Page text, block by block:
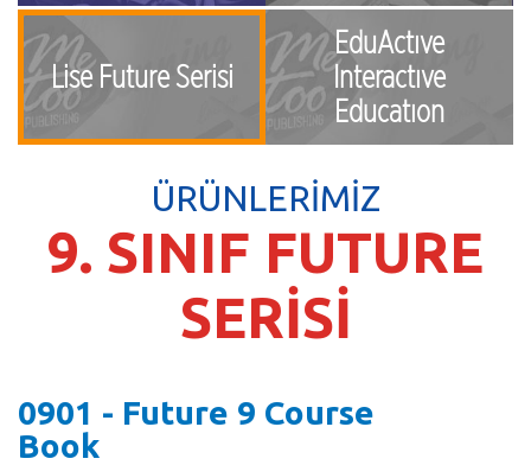
Lise Future Serisi
EduActıve
Interactıve
Educatıon
ÜRÜNLERİMİZ
9. SINIF FUTURE
SERİSİ
0901 - Future 9 Course
Book